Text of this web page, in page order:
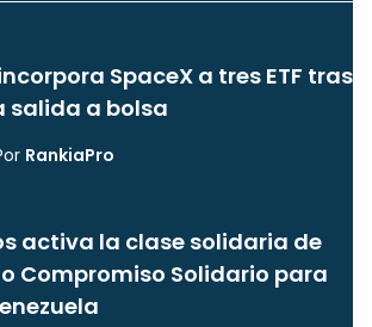
SpaceX a tres ETF tras
salida a bolsa
RankiaPro
activa la clase solidaria de
Compromiso Solidario para